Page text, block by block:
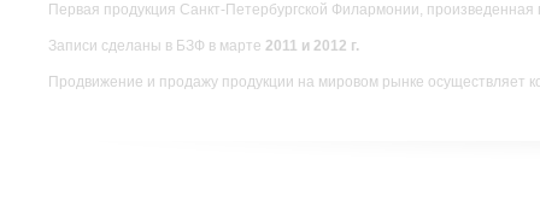
Первая продукция Санкт-Петербургской Филармонии,
Записи сделаны в БЗФ в марте 2011 и 2012 г.
Продвижение и продажу продукции на мировом рынке осуществляет